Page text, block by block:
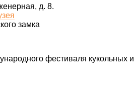
д. 8.
замка
фестиваля кукольных